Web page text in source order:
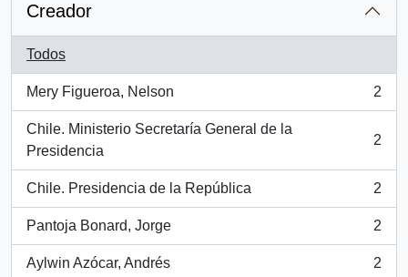
Creador
Todos
Mery Figueroa, Nelson
, 2 resultados
2
Chile. Ministerio Secretaría General de la
Presidencia
, 2 resultados
2
Chile. Presidencia de la República
, 2 resultados
2
Pantoja Bonard, Jorge
, 2 resultados
2
Aylwin Azócar, Andrés
, 2 resultados
2